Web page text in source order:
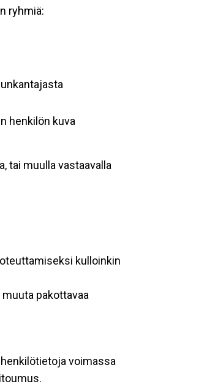
ryhmiä:
henkilön kuva
tai muulla vastaavalla
kulloinkin
pakottavaa
voimassa